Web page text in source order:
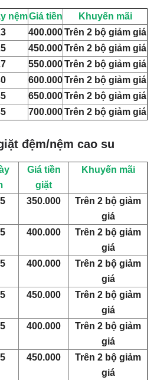
nệmGiá tiền
Khuyến mãi
400.000Trên 2 bộ giảm giá
450.000Trên 2 bộ giảm giá
550.000Trên 2 bộ giảm giá
600.000Trên 2 bộ giảm giá
650.000Trên 2 bộ giảm giá
700.000Trên 2 bộ giảm giá
đệm/nệm cao su
Giá tiền
giặt
Khuyến mãi
350.000
Trên 2 bộ giảm
giá
400.000
Trên 2 bộ giảm
giá
400.000
Trên 2 bộ giảm
giá
450.000
Trên 2 bộ giảm
giá
400.000
Trên 2 bộ giảm
giá
450.000
Trên 2 bộ giảm
giá